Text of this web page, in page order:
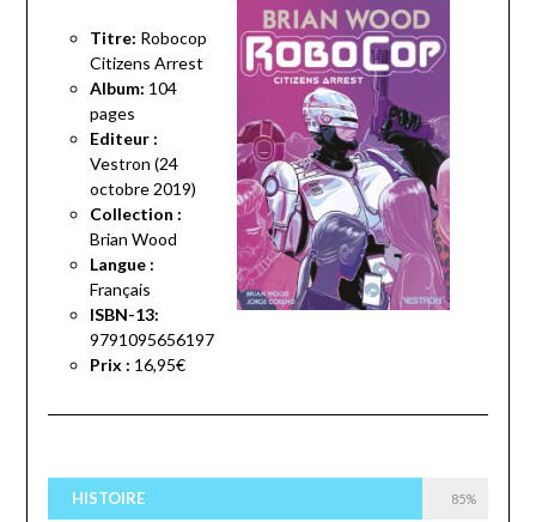
Titre: Robocop
Citizens Arrest
Album: 104
pages
Editeur :
Vestron (24
octobre 2019)
Collection :
Brian Wood
Langue :
Français
ISBN-13:
9791095656197
Prix : 16,95€
HISTOIRE 85%